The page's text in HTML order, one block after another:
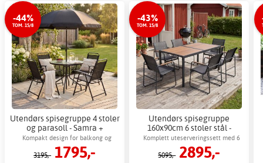
-44%
TOM. 15/8
Utendørs spisegruppe 4 stoler
og parasoll - Samra +
Møbelpleie
Kompakt design for balkong og
terrasse
3195,- 1795,-
-43%
TOM. 15/8
Utendørs spisegruppe
160x90cm 6 stoler stål -
Zanzibar + Møbelpleie
Komplett uteserveringssett med 6
stoler
5095,- 2895,-